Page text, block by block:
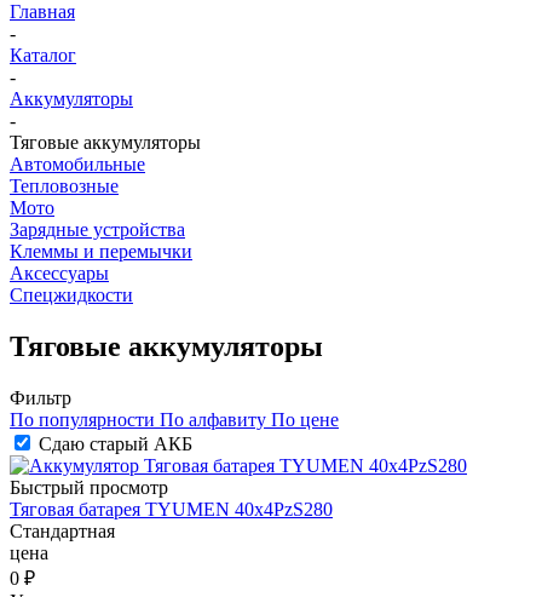
Главная
-
Каталог
-
Аккумуляторы
-
Тяговые аккумуляторы
Автомобильные
Тепловозные
Мото
Зарядные устройства
Клеммы и перемычки
Аксессуары
Спецжидкости
Тяговые аккумуляторы
Фильтр
По популярности По алфавиту По цене
Сдаю старый АКБ
Быстрый просмотр
Тяговая батарея TYUMEN 40x4PzS280
Стандартная
цена
0 ₽